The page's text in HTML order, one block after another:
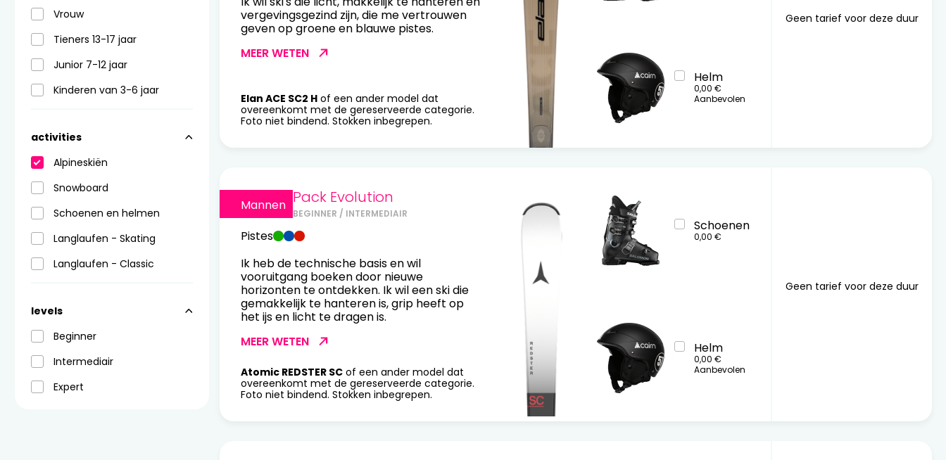
Vrouw
Tieners 13-17 jaar
Junior 7-12 jaar
Kinderen van 3-6 jaar
activities
Alpineskiën
Snowboard
Schoenen en helmen
Langlaufen - Skating
Langlaufen - Classic
levels
Beginner
Intermediair
Expert
vergevingsgezind zijn, die me vertrouwen
geven op groene en blauwe pistes.
MEER WETEN
Elan ACE SC2 H of een ander model dat
overeenkomt met de gereserveerde categorie.
Foto niet bindend. Stokken inbegrepen.
Helm
0,00 €
Aanbevolen
Geen tarief voor deze duur
Mannen Pack Evolution
BEGINNER / INTERMEDIAIR
Pistes
Ik heb de technische basis en wil
vooruitgang boeken door nieuwe
horizonten te ontdekken. Ik wil een ski die
gemakkelijk te hanteren is, grip heeft op
het ijs en licht te dragen is.
MEER WETEN
Atomic REDSTER SC of een ander model dat
overeenkomt met de gereserveerde categorie.
Foto niet bindend. Stokken inbegrepen.
Schoenen
0,00 €
Helm
0,00 €
Aanbevolen
Geen tarief voor deze duur